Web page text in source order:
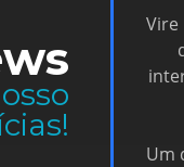
Vire
Um